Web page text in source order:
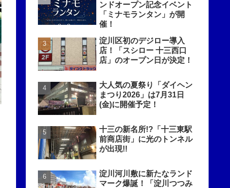
ンドオープン記念イベント
「ミナモランタン」が開
催！
淀川区初のデジロー導入
店！「スシロー 十三西口
店」のオープン日が決定！
大人気の夏祭り「ダイヘン
まつり2026」は7月31日
(金)に開催予定！
十三の新名所!?「十三東駅
前商店街」に光のトンネル
が出現!!
淀川河川敷に新たなランド
マーク爆誕！「淀川つつみ